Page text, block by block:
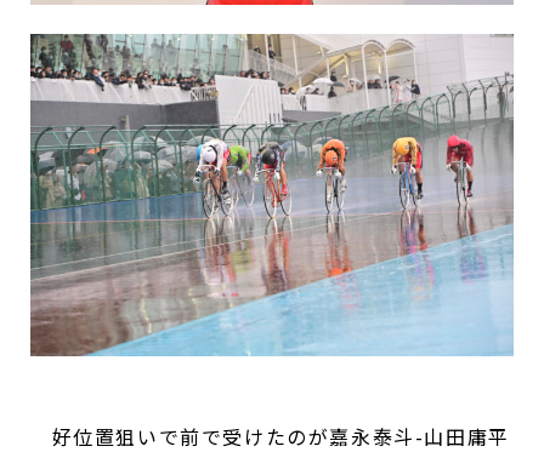
好位置狙いで前で受けたのが嘉永泰斗-山田庸平